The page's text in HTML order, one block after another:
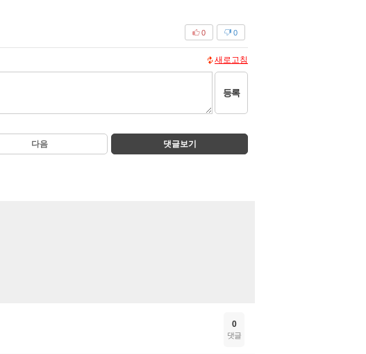
0
0
새로고침
등록
다음 댓글보기
0
댓글